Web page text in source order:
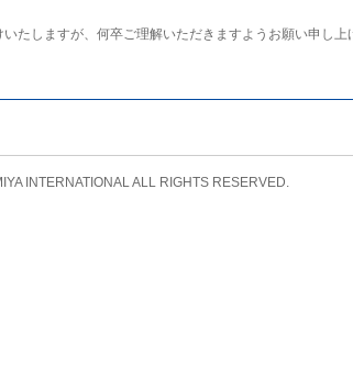
たしますが、何卒ご理解いただきますようお願い申し上